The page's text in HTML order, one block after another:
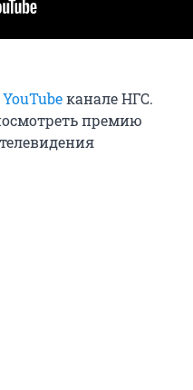
YouTubeканале НГС.
премию